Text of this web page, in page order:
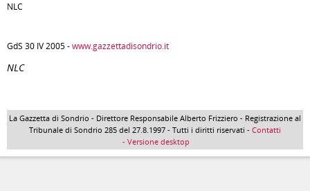
NLC
GdS 30 IV 2005 -www.gazzettadisondrio.it
NLC
La Gazzetta di Sondrio - Direttore Responsabile Alberto Frizziero - Registrazione al
Tribunale di Sondrio 285 del 27.8.1997 - Tutti i diritti riservati - Contatti
- Versione desktop